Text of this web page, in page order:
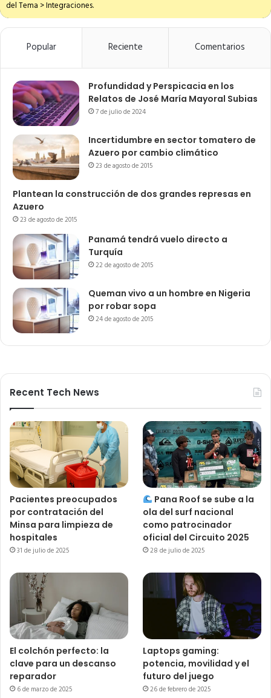
del Tema > Integraciones.
Popular Reciente Comentarios
Profundidad y Perspicacia en los
Relatos de José María Mayoral Subias
7 de julio de 2024
Incertidumbre en sector tomatero de
Azuero por cambio climático
23 de agosto de 2015
Plantean la construcción de dos grandes represas en
Azuero
23 de agosto de 2015
Panamá tendrá vuelo directo a
Turquía
22 de agosto de 2015
Queman vivo a un hombre en Nigeria
por robar sopa
24 de agosto de 2015
Recent Tech News
Pacientes preocupados
por contratación del
Minsa para limpieza de
hospitales
31 de julio de 2025
Pana Roof se sube a la
ola del surf nacional
como patrocinador
oficial del Circuito 2025
28 de julio de 2025
El colchón perfecto: la
clave para un descanso
reparador
6 de marzo de 2025
Laptops gaming:
potencia, movilidad y el
futuro del juego
26 de febrero de 2025